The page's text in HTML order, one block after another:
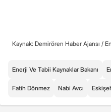
Kaynak: Demirören Haber Ajansı /
Enerji Ve Tabii Kaynaklar Bakanı
Fatih Dönmez Nabi Avcı